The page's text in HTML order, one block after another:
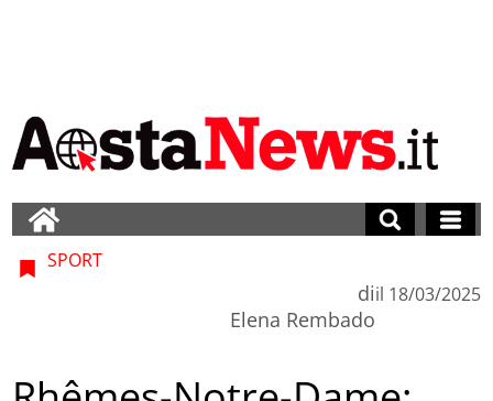
SPORT
di
Elena Rembado
il 18/03/2025